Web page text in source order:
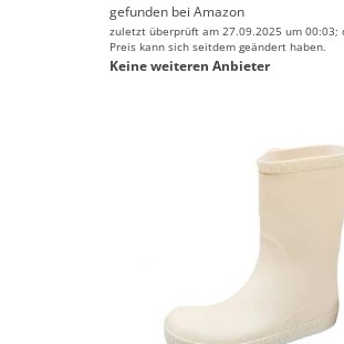
gefunden bei Amazon
zuletzt überprüft am 27.09.2025 um 00:03;
Preis kann sich seitdem geändert haben.
Keine weiteren Anbieter